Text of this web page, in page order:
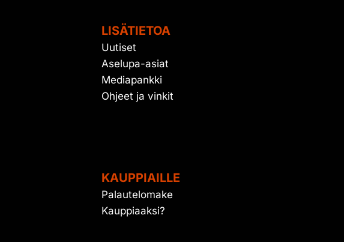
LISÄTIETOA
Uutiset
Aselupa-asiat
Mediapankki
Ohjeet ja vinkit
KAUPPIAILLE
Palautelomake
Kauppiaaksi?